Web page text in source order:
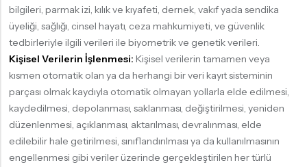
bilgileri, parmak izi, kılık ve kıyafeti, dernek, vakıf yada sendika
üyeliği, sağlığı, cinsel hayatı, ceza mahkumiyeti, ve güvenlik
tedbirleriyle ilgili verileri ile biyometrik ve genetik verileri.
Kişisel Verilerin İşlenmesi: Kişisel verilerin tamamen veya
kısmen otomatik olan ya da herhangi bir veri kayıt sisteminin
parçası olmak kaydıyla otomatik olmayan yollarla elde edilmesi,
kaydedilmesi, depolanması, saklanması, değiştirilmesi, yeniden
düzenlenmesi, açıklanması, aktarılması, devralınması, elde
edilebilir hale getirilmesi, sınıflandırılması ya da kullanılmasının
engellenmesi gibi veriler üzerinde gerçekleştirilen her türlü